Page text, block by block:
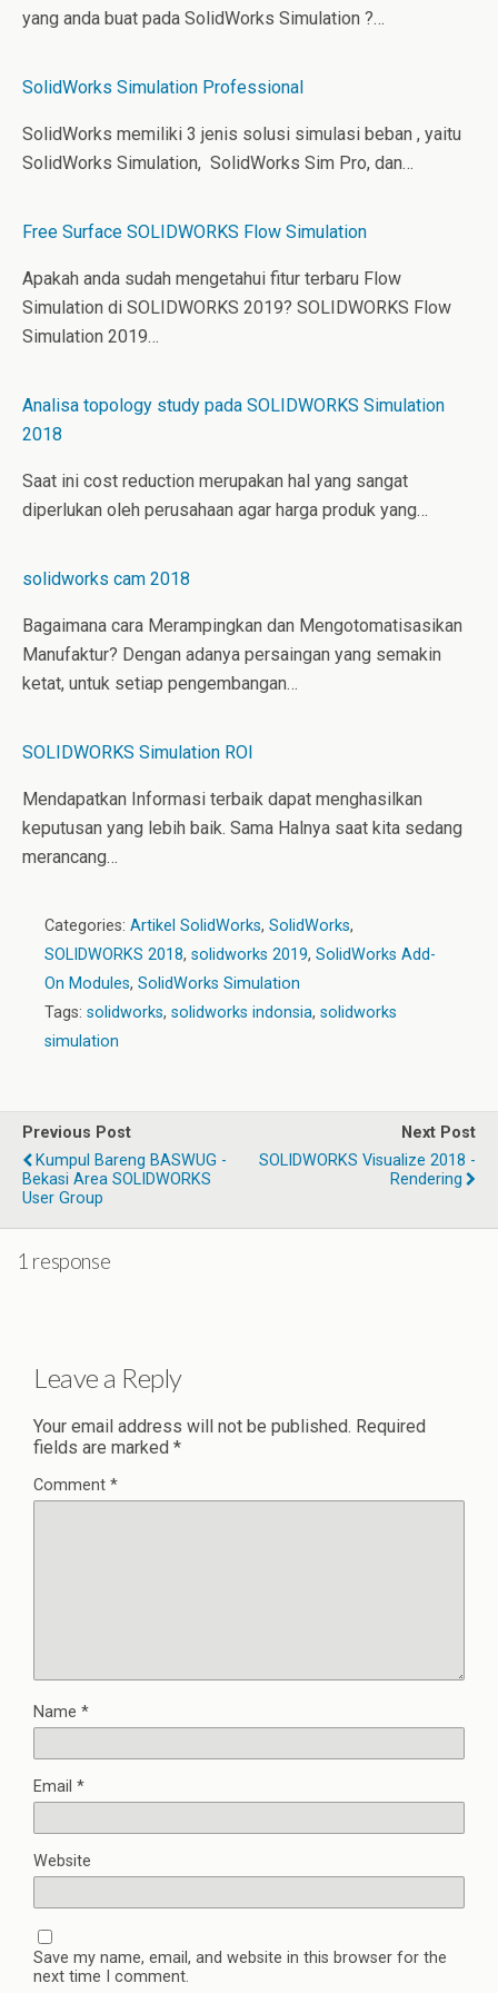
yang anda buat pada SolidWorks Simulation ?…
SolidWorks Simulation Professional
SolidWorks memiliki 3 jenis solusi simulasi beban , yaitu
SolidWorks Simulation, SolidWorks Sim Pro, dan…
Free Surface SOLIDWORKS Flow Simulation
Apakah anda sudah mengetahui fitur terbaru Flow
Simulation di SOLIDWORKS 2019? SOLIDWORKS Flow
Simulation 2019…
Analisa topology study pada SOLIDWORKS Simulation
2018
Saat ini cost reduction merupakan hal yang sangat
diperlukan oleh perusahaan agar harga produk yang…
solidworks cam 2018
Bagaimana cara Merampingkan dan Mengotomatisasikan
Manufaktur? Dengan adanya persaingan yang semakin
ketat, untuk setiap pengembangan…
SOLIDWORKS Simulation ROI
Mendapatkan Informasi terbaik dapat menghasilkan
keputusan yang lebih baik. Sama Halnya saat kita sedang
merancang…
Categories: Artikel SolidWorks, SolidWorks,
SOLIDWORKS 2018, solidworks 2019, SolidWorks Add-
On Modules, SolidWorks Simulation
Tags: solidworks, solidworks indonsia, solidworks
simulation
Previous Post
Kumpul Bareng BASWUG -
Bekasi Area SOLIDWORKS
User Group
Next Post
SOLIDWORKS Visualize 2018 -
Rendering
1 response
Leave a Reply
Your email address will not be published. Required
fields are marked *
Comment *
Name *
Email *
Website
Save my name, email, and website in this browser for the
next time I comment.